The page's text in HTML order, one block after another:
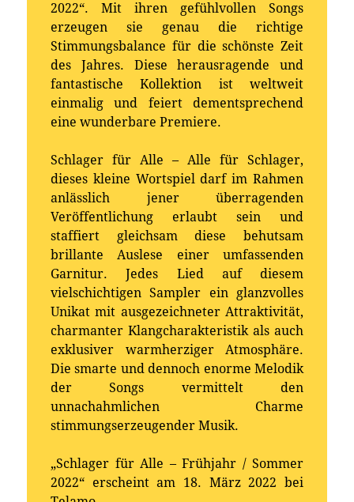
2022“. Mit ihren gefühlvollen Songs
erzeugen sie genau die richtige
Stimmungsbalance für die schönste Zeit
des Jahres. Diese herausragende und
fantastische Kollektion ist weltweit
einmalig und feiert dementsprechend
eine wunderbare Premiere.
Schlager für Alle – Alle für Schlager,
dieses kleine Wortspiel darf im Rahmen
anlässlich jener überragenden
Veröffentlichung erlaubt sein und
staffiert gleichsam diese behutsam
brillante Auslese einer umfassenden
Garnitur. Jedes Lied auf diesem
vielschichtigen Sampler ein glanzvolles
Unikat mit ausgezeichneter Attraktivität,
charmanter Klangcharakteristik als auch
exklusiver warmherziger Atmosphäre.
Die smarte und dennoch enorme Melodik
der Songs vermittelt den
unnachahmlichen Charme
stimmungserzeugender Musik.
„Schlager für Alle – Frühjahr / Sommer
2022“ erscheint am 18. März 2022 bei